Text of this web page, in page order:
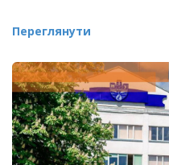
Переглянути